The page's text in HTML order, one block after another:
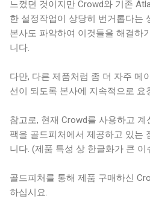
느꼈던 것이지만 Crowd와 기존
한 설정작업이 상당히 번거롭다는
본사도 파악하여 이것들을 해결하
니다.
다만, 다른 제품처럼 좀 더 자주 메
선이 되도록 본사에 지속적으로 요
참고로, 현재 Crowd를 사용하고
팩을 골드피처에서 제공하고 있는
니다. (제품 특성 상 한글화가 큰 이
골드피처를 통해 제품 구매하신
하십시요.